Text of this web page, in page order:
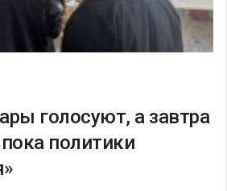
голосуют, а завтра
политики